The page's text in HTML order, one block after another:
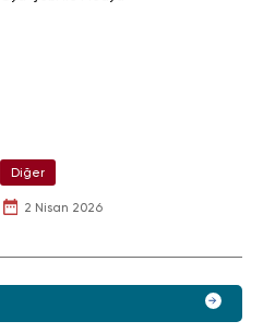
Diğer
2 Nisan 2026